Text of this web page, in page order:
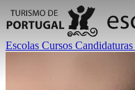
Escolas Cursos Candidaturas